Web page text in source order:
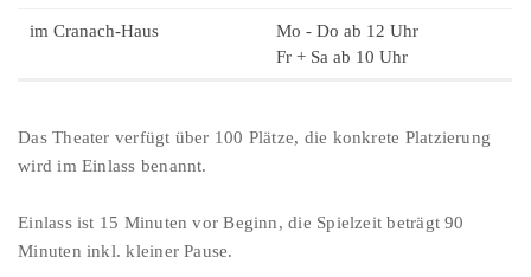
im Cranach-Haus
Mo - Do ab 12 Uhr
Fr + Sa ab 10 Uhr
Das Theater verfügt über 100 Plätze, die konkrete Platzierung
wird im Einlass benannt.
Einlass ist 15 Minuten vor Beginn, die Spielzeit beträgt 90
Minuten inkl. kleiner Pause.